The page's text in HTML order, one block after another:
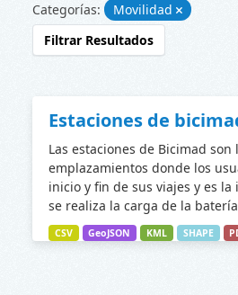
Categorías:
Movilidad
Filtrar Resultados
Estaciones de
Las estaciones de Bicimad son
emplazamientos donde los
inicio y fin de sus viajes y es
se realiza la carga de la
CSV GeoJSON KML SHAPE